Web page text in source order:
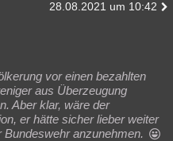
Mystery Kriminalfälle
Esoterik Literatur
28.08.2021 um 10:42
vor einen bezahlten
aus Überzeugung
Aber klar, wäre der
er hätte sicher lieber weiter
Bundeswehr anzunehmen.